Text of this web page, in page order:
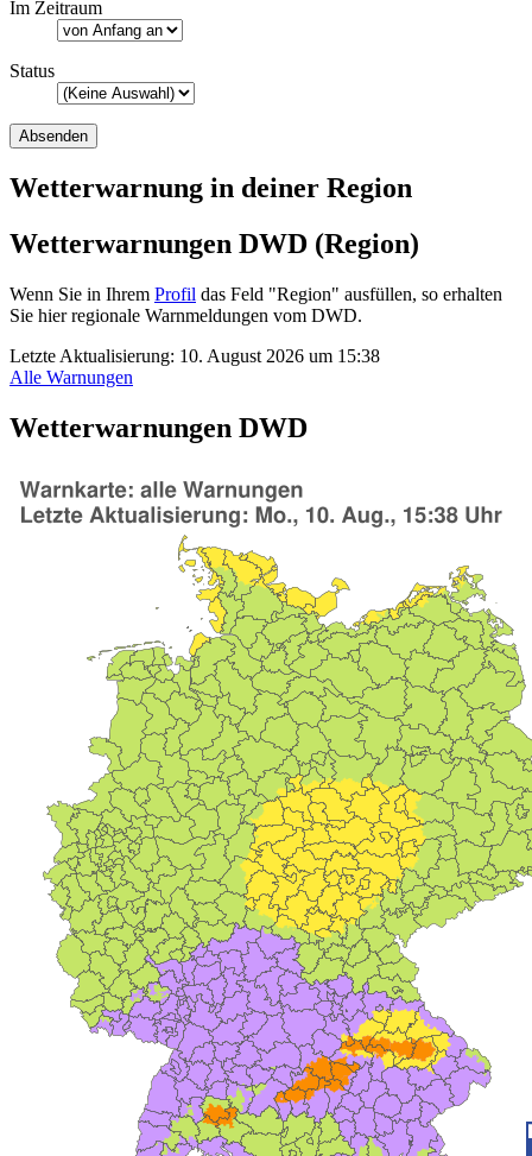
Im Zeitraum
Status
Wetterwarnung in deiner Region
Wetterwarnungen DWD (Region)
Wenn Sie in Ihrem Profil das Feld "Region" ausfüllen, so erhalten
Sie hier regionale Warnmeldungen vom DWD.
Letzte Aktualisierung: 10. August 2026 um 15:38
Alle Warnungen
Wetterwarnungen DWD